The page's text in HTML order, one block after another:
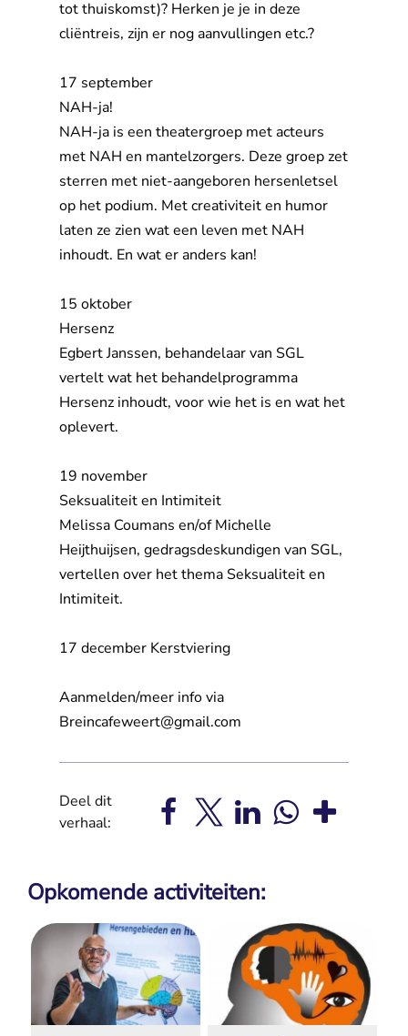
tot thuiskomst)? Herken je je in deze
cliëntreis, zijn er nog aanvullingen etc.?
17 september
NAH-ja!
NAH-ja is een theatergroep met acteurs
met NAH en mantelzorgers. Deze groep zet
sterren met niet-aangeboren hersenletsel
op het podium. Met creativiteit en humor
laten ze zien wat een leven met NAH
inhoudt. En wat er anders kan!
15 oktober
Hersenz
Egbert Janssen, behandelaar van SGL
vertelt wat het behandelprogramma
Hersenz inhoudt, voor wie het is en wat het
oplevert.
19 november
Seksualiteit en Intimiteit
Melissa Coumans en/of Michelle
Heijthuijsen, gedragsdeskundigen van SGL,
vertellen over het thema Seksualiteit en
Intimiteit.
17 december Kerstviering
Aanmelden/meer info via
Breincafeweert@gmail.com
Deel dit
verhaal:
Opkomende activiteiten: